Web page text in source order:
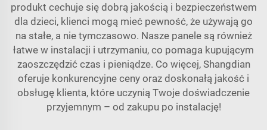
produkt cechuje się dobrą jakością i bezpieczeństwem
dla dzieci, klienci mogą mieć pewność, że używają go
na stałe, a nie tymczasowo. Nasze panele są również
łatwe w instalacji i utrzymaniu, co pomaga kupującym
zaoszczędzić czas i pieniądze. Co więcej, Shangdian
oferuje konkurencyjne ceny oraz doskonałą jakość i
obsługę klienta, które uczynią Twoje doświadczenie
przyjemnym – od zakupu po instalację!